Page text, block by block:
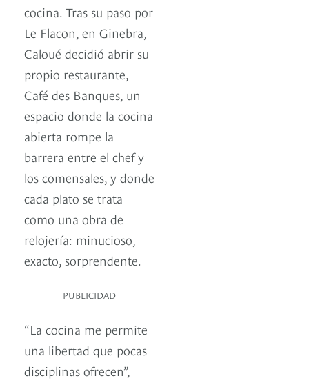
cocina. Tras su paso por
Le Flacon, en Ginebra,
Caloué decidió abrir su
propio restaurante,
Café des Banques, un
espacio donde la cocina
abierta rompe la
barrera entre el chef y
los comensales, y donde
cada plato se trata
como una obra de
relojería: minucioso,
exacto, sorprendente.
PUBLICIDAD
“La cocina me permite
una libertad que pocas
disciplinas ofrecen”,